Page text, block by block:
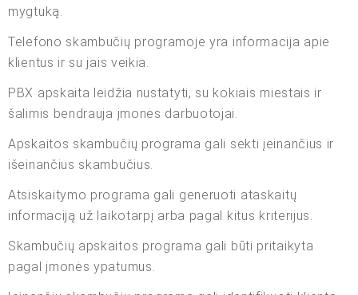
mygtuką.
Telefono skambučių programoje yra informacija apie
klientus ir su jais veikia.
PBX apskaita leidžia nustatyti, su kokiais miestais ir
šalimis bendrauja įmonės darbuotojai.
Apskaitos skambučių programa gali sekti įeinančius ir
išeinančius skambučius.
Atsiskaitymo programa gali generuoti ataskaitų
informaciją už laikotarpį arba pagal kitus kriterijus.
Skambučių apskaitos programa gali būti pritaikyta
pagal įmonės ypatumus.